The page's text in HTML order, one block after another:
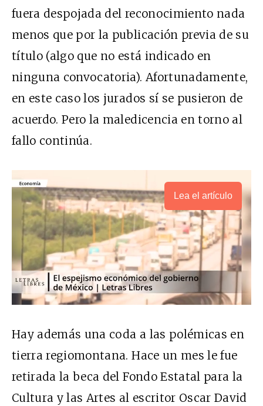
fuera despojada del reconocimiento nada
menos que por la publicación previa de su
título (algo que no está indicado en
ninguna convocatoria). Afortunadamente,
en este caso los jurados sí se pusieron de
acuerdo. Pero la maledicencia en torno al
fallo continúa.
Lea el artículo
Hay además una coda a las polémicas en
tierra regiomontana. Hace un mes le fue
retirada la beca del Fondo Estatal para la
Cultura y las Artes al escritor Oscar David